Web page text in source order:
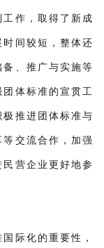
作，取得了新成
间较短，整体还
、推广与实施等
体标准的宣贯工
推进团体标准与
交流合作，加强
营企业更好地参
际化的重要性，